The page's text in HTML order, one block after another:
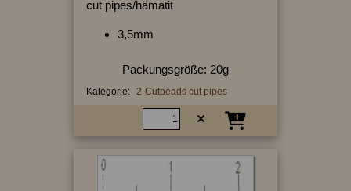
cut pipes/hämatit
3,5mm
Packungsgröße: 20g
Kategorie: 2-Cutbeads cut pipes